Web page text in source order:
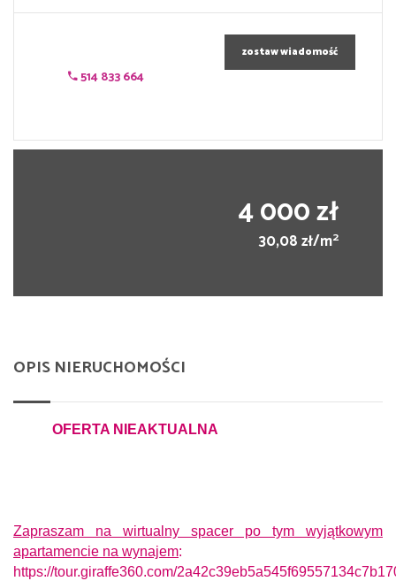
514 833 664
zostaw wiadomość
4 000 zł
30,08 zł/m2
OPIS NIERUCHOMOŚCI
OFERTA NIEAKTUALNA
Zapraszam na wirtualny spacer po tym wyjątkowym
apartamencie na wynajem:
https://tour.giraffe360.com/